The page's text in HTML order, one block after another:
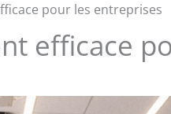
pour les entreprises
efficace